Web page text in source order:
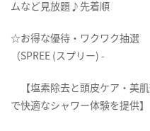
ムなど見放題♪先着順
☆お得な優待・ワクワク抽選
（SPREE (スプリー) -
【塩素除去と頭皮ケア・美
で快適なシャワー体験を提供】